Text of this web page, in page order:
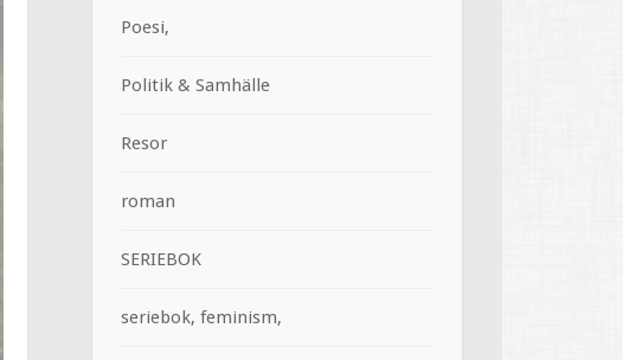
Poesi,
Politik & Samhälle
Resor
roman
SERIEBOK
seriebok, feminism,